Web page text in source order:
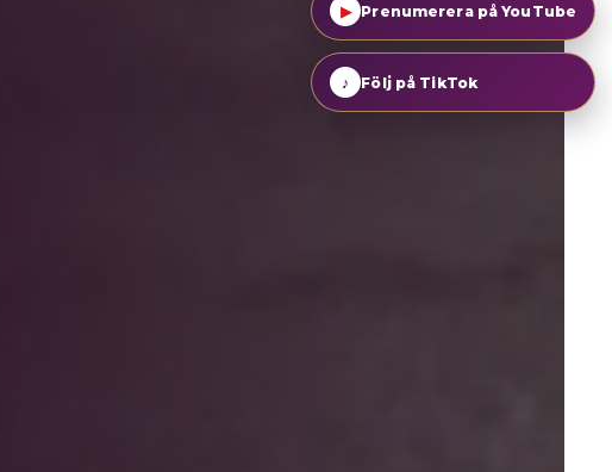
▶ Prenumerera på YouTube
♪ Följ på TikTok